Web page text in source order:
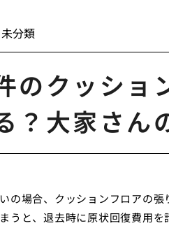
未分類
のクッショ
？大家さん
の場合、クッションフロアの
うと、退去時に原状回復費用